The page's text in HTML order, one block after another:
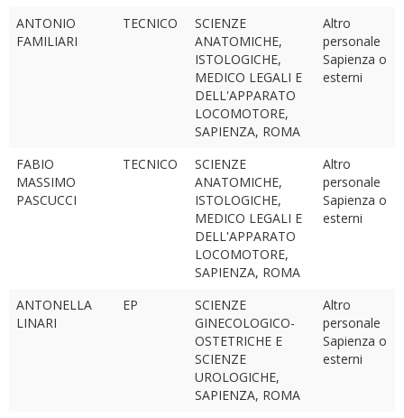
ANTONIO
FAMILIARI
TECNICO
SCIENZE
ANATOMICHE,
ISTOLOGICHE,
MEDICO LEGALI E
DELL'APPARATO
LOCOMOTORE,
SAPIENZA, ROMA
Altro
personale
Sapienza o
esterni
FABIO
MASSIMO
PASCUCCI
TECNICO
SCIENZE
ANATOMICHE,
ISTOLOGICHE,
MEDICO LEGALI E
DELL'APPARATO
LOCOMOTORE,
SAPIENZA, ROMA
Altro
personale
Sapienza o
esterni
ANTONELLA
LINARI
EP
SCIENZE
GINECOLOGICO-
OSTETRICHE E
SCIENZE
UROLOGICHE,
SAPIENZA, ROMA
Altro
personale
Sapienza o
esterni